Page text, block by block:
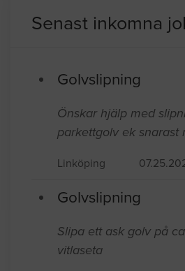
Senast inkomna
Golvslipning
Önskar hjälp med
parkettgolv ek snarast
Linköping
Golvslipning
Slipa ett ask golv på
vitlaseta